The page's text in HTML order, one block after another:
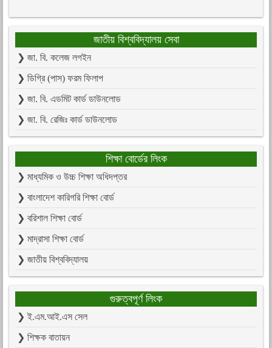
জাতীয় বিশ্ববিদ্যালয় সেবা
❯ জা. বি. কলেজ লগইন
❯ ডিগ্রি (পাস) ফরম ফিলাপ
❯ জা. বি. এডমিট কার্ড ডাউনলোড
❯ জা. বি. রেজিঃ কার্ড ডাউনলোড
শিক্ষা বোর্ডের লিংক
❯ মাধ্যমিক ও উচ্চ শিক্ষা অধিদপ্তর
❯ বাংলাদেশ কারিগরি শিক্ষা বোর্ড
❯ বরিশাল শিক্ষা বোর্ড
❯ মাদ্রাসা শিক্ষা বোর্ড
❯ জাতীয় বিশ্ববিদ্যালয়
গুরুত্বপূর্ণ লিংক
❯ ই.এম.আই.এস সেল
❯ শিক্ষক বাতায়ন